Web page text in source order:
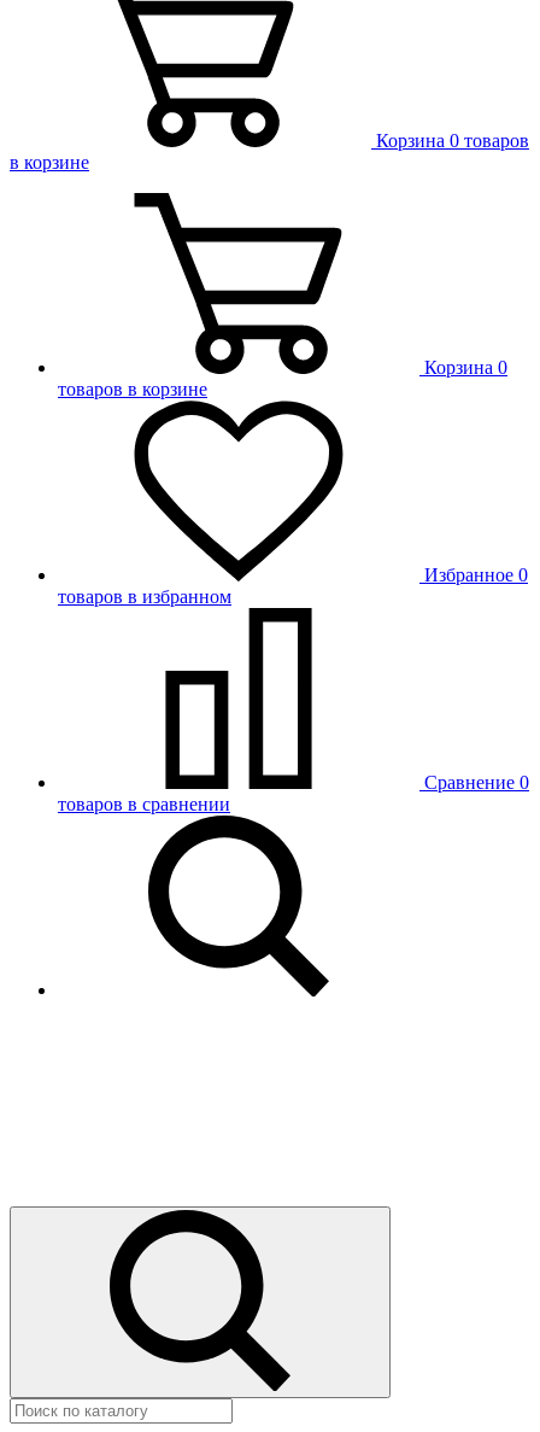
Корзина 0 товаров
в корзине
Корзина 0
товаров в корзине
Избранное 0
товаров в избранном
Сравнение 0
товаров в сравнении